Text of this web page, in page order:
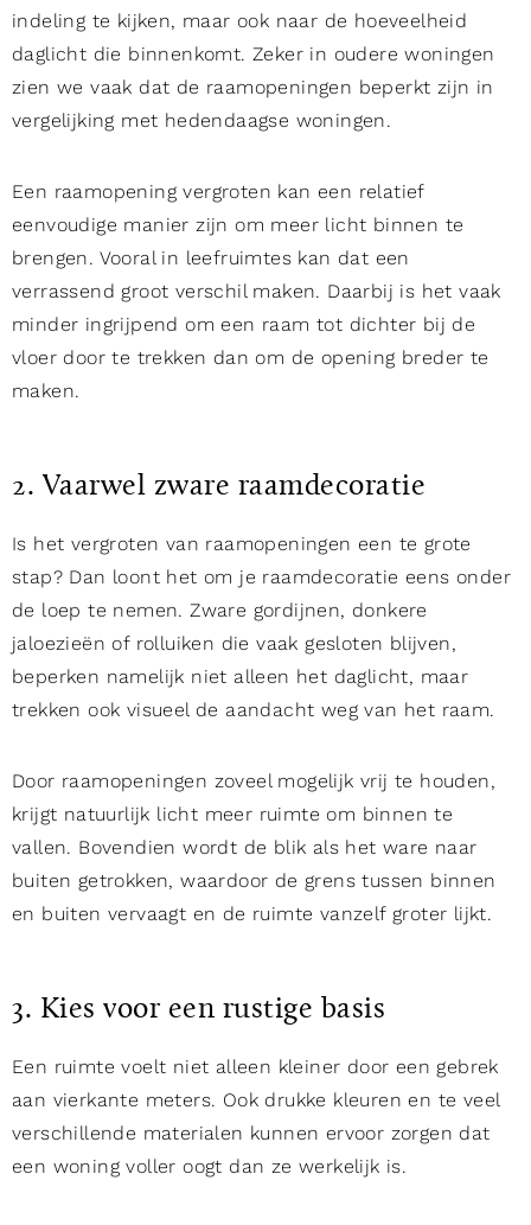
indeling te kijken, maar ook naar de hoeveelheid
daglicht die binnenkomt. Zeker in oudere woningen
zien we vaak dat de raamopeningen beperkt zijn in
vergelijking met hedendaagse woningen.
Een raamopening vergroten kan een relatief
eenvoudige manier zijn om meer licht binnen te
brengen. Vooral in leefruimtes kan dat een
verrassend groot verschil maken. Daarbij is het vaak
minder ingrijpend om een raam tot dichter bij de
vloer door te trekken dan om de opening breder te
maken.
2. Vaarwel zware raamdecoratie
Is het vergroten van raamopeningen een te grote
stap? Dan loont het om je raamdecoratie eens onder
de loep te nemen. Zware gordijnen, donkere
jaloezieën of rolluiken die vaak gesloten blijven,
beperken namelijk niet alleen het daglicht, maar
trekken ook visueel de aandacht weg van het raam.
Door raamopeningen zoveel mogelijk vrij te houden,
krijgt natuurlijk licht meer ruimte om binnen te
vallen. Bovendien wordt de blik als het ware naar
buiten getrokken, waardoor de grens tussen binnen
en buiten vervaagt en de ruimte vanzelf groter lijkt.
3. Kies voor een rustige basis
Een ruimte voelt niet alleen kleiner door een gebrek
aan vierkante meters. Ook drukke kleuren en te veel
verschillende materialen kunnen ervoor zorgen dat
een woning voller oogt dan ze werkelijk is.